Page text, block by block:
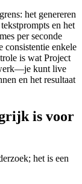
het genereren
en het
per seconde
consistentie enkele
is wat Project
kunt live
en het resultaat
is voor
het is een